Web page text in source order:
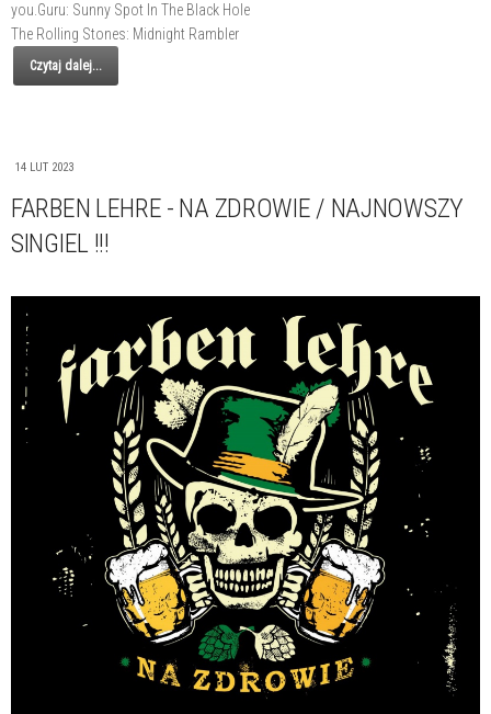
you.Guru: Sunny Spot In The Black Hole
The Rolling Stones: Midnight Rambler
Czytaj dalej...
14 LUT 2023
FARBEN LEHRE - NA ZDROWIE / NAJNOWSZY
SINGIEL !!!